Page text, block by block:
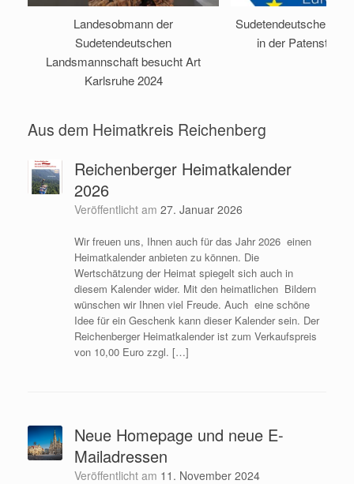
Landesobmann der
Sudetendeutschen
Landsmannschaft besucht Art
Karlsruhe 2024
Sudetendeutscher
in der Patenstadt
Aus dem Heimatkreis Reichenberg
Reichenberger Heimatkalender
2026
Veröffentlicht am 27. Januar 2026
Wir freuen uns, Ihnen auch für das Jahr 2026 einen
Heimatkalender anbieten zu können. Die
Wertschätzung der Heimat spiegelt sich auch in
diesem Kalender wider. Mit den heimatlichen Bildern
wünschen wir Ihnen viel Freude. Auch eine schöne
Idee für ein Geschenk kann dieser Kalender sein. Der
Reichenberger Heimatkalender ist zum Verkaufspreis
von 10,00 Euro zzgl. […]
Neue Homepage und neue E-
Mailadressen
Veröffentlicht am 11. November 2024